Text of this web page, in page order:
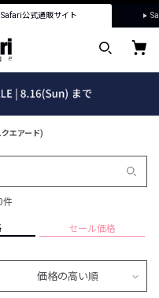
Safari公式通販サイト
エアード)
件
セール価格
価格の高い順